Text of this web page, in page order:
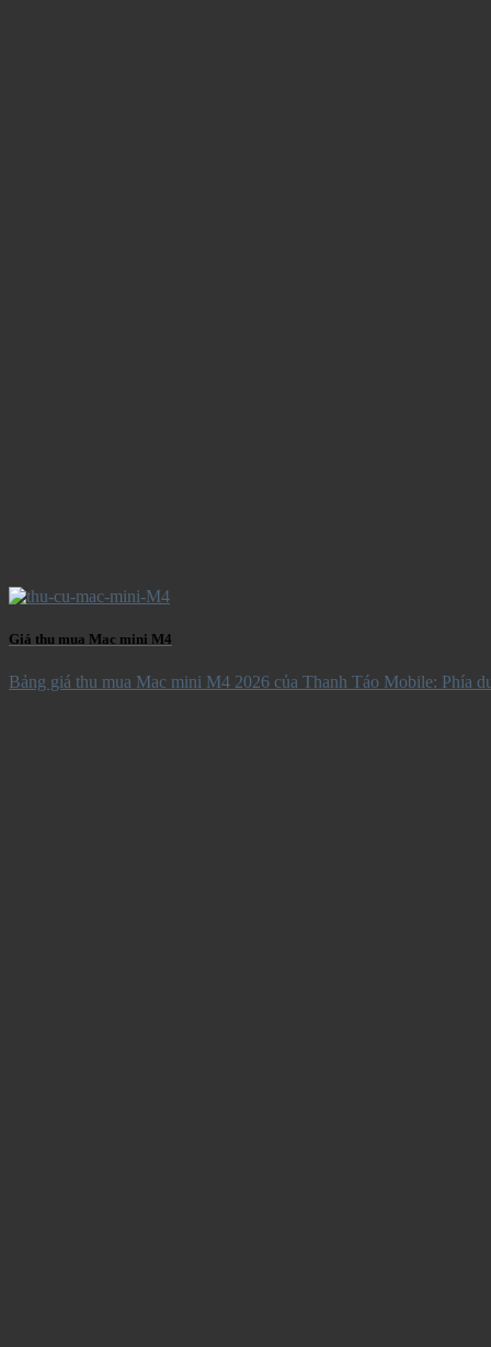
Giá thu mua Mac mini M4
Bảng giá thu mua Mac mini M4 2026 của Thanh Táo Mobile: Phía